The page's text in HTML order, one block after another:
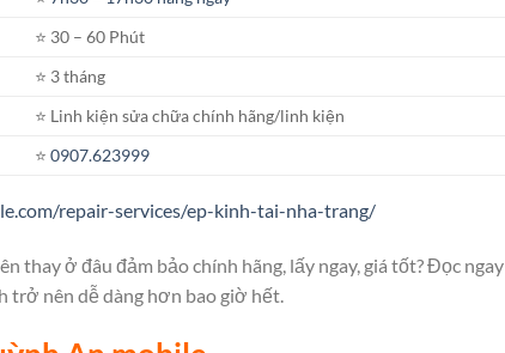
⭐️ 30 – 60 Phút
⭐️ 3 tháng
⭐️ Linh kiện sửa chữa chính hãng/linh kiện
⭐️0907.623999
repair-services/ep-kinh-tai-nha-trang/
thay ở đâu đảm bảo chính hãng, lấy ngay, giá tốt? Đọc ngay
trở nên dễ dàng hơn bao giờ hết.